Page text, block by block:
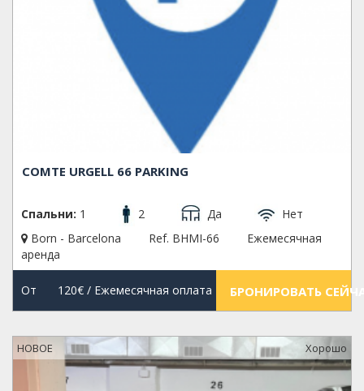
COMTE URGELL 66 PARKING
Спальни: 1 2 Да
Нет
Born - Barcelona
Ref. BHMI-66
Ежемесячная
аренда
От 120€/ Ежемесячная оплата БРОНИРОВАТЬ
НОВОЕ Xорошо